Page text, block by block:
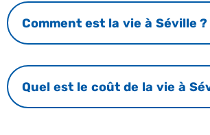
Comment est la vie à Séville ?
Quel est le coût de la vie à